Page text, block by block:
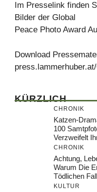
Im Presselink finden
Bilder der Global
Peace Photo Award
Download
KÜRZLICH
CHRONIK
Katzen-
100
Verzweifelt
CHRONIK
Achtung,
Warum Die
Tödlichen
KULTUR